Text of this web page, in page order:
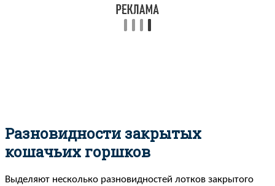
Разновидности закрытых
кошачьих горшков
Выделяют несколько разновидностей лотков закрытого